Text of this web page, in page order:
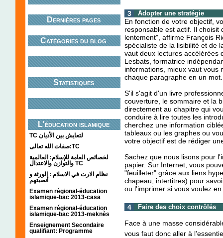
Dernières pages
Catégories du blog
Statistiques
L'éducation islamique
TC لتعايش بين الأديان
صفات الله تعالى:TC
لخصائص العامة للإسلام: العالمية
والتوازن والاعتدال TC
نظام الارث في الاسلام : الورثة و
أنصبتهم
Examen régional-éducation
islamique-bac 2013-casa
Examen régional-éducation
islamique-bac 2013-meknès
Enseignement Secondaire
qualifiant: Programme
3 Adopter une stratégie
En fonction de votre objectif,
responsable est actif. Il
lentement", affirme François
spécialiste de la lisibilité et de
vaut deux lectures accélérées
Lesbats, formatrice
informations, mieux vaut vous
chaque paragraphe en un
S'il s'agit d'un livre
couverture, le sommaire et la
directement au chapitre qui
conduire à lire toutes les
cherchez une information
tableaux ou les graphes ou
votre objectif est de rédiger
Sachez que nous lisons pour
papier. Sur Internet, vous
"feuilleter" grâce aux liens
chapeau, intertitres) pour
ou l'imprimer si vous voulez
4 Faire des choix contrôlés
Face à une masse
vous faut donc aller à